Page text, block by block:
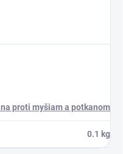
proti myšiam a potkanom
0.1 kg